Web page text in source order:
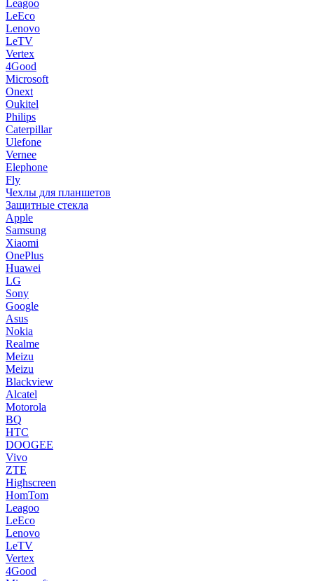
Leagoo
LeEco
Lenovo
LeTV
Vertex
4Good
Microsoft
Onext
Oukitel
Philips
Caterpillar
Ulefone
Vernee
Elephone
Fly
Чехлы для планшетов
Защитные стекла
Apple
Samsung
Xiaomi
OnePlus
Huawei
LG
Sony
Google
Asus
Nokia
Realme
Meizu
Meizu
Blackview
Alcatel
Motorola
BQ
HTC
DOOGEE
Vivo
ZTE
Highscreen
HomTom
Leagoo
LeEco
Lenovo
LeTV
Vertex
4Good